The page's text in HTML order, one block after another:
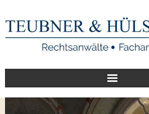
Start